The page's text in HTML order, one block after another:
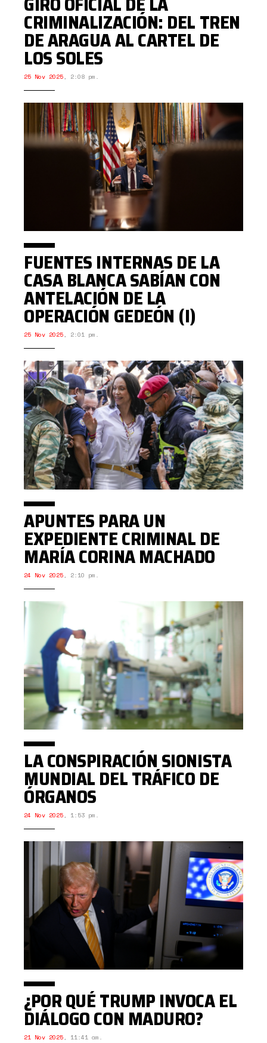
CRIMINALIZACIÓN: DEL TREN
DE ARAGUA AL CARTEL DE
LOS SOLES
25 Nov 2025, 2:08 pm.
FUENTES INTERNAS DE LA
CASA BLANCA SABÍAN CON
ANTELACIÓN DE LA
OPERACIÓN GEDEÓN (I)
25 Nov 2025, 2:01 pm.
APUNTES PARA UN
EXPEDIENTE CRIMINAL DE
MARÍA CORINA MACHADO
24 Nov 2025, 2:10 pm.
LA CONSPIRACIÓN SIONISTA
MUNDIAL DEL TRÁFICO DE
ÓRGANOS
24 Nov 2025, 1:53 pm.
¿POR QUÉ TRUMP INVOCA EL
DIÁLOGO CON MADURO?
21 Nov 2025, 11:41 am.